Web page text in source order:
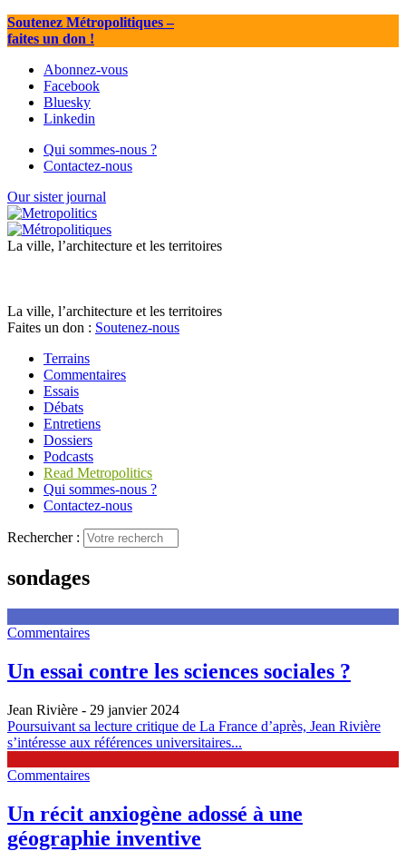
Soutenez Métropolitiques–
faites un don !
Abonnez-vous
Facebook
Bluesky
Linkedin
Qui sommes-nous ?
Contactez-nous
Our sister journal
La ville, l’architecture et les territoires
La ville, l’architecture et les territoires
Faites un don : Soutenez-nous
Terrains
Commentaires
Essais
Débats
Entretiens
Dossiers
Podcasts
Read Metropolitics
Qui sommes-nous ?
Contactez-nous
Rechercher :
sondages
Commentaires
Un essai contre les sciences sociales ?
Jean Rivière - 29 janvier 2024
Poursuivant sa lecture critique de La France d’après, Jean Rivière
s’intéresse aux références universitaires...
Commentaires
Un récit anxiogène adossé à une
géographie inventive